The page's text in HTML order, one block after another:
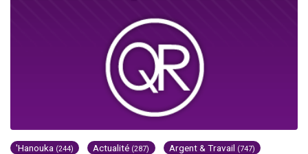
'Hanouka (244) Actualité (287) Argent & Travail (747)